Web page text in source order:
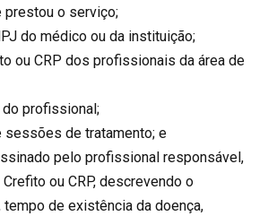
prestou o serviço;
do médico ou da instituição;
ou CRP dos profissionais da área de
do profissional;
sessões de tratamento; e
pelo profissional responsável,
ou CRP, descrevendo o
de existência da doença,